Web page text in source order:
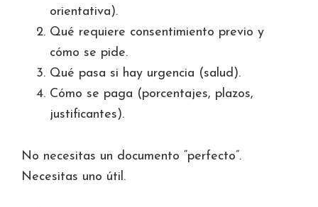
orientativa).
Qué requiere consentimiento previo y
cómo se pide.
Qué pasa si hay urgencia (salud).
Cómo se paga (porcentajes, plazos,
justificantes).
No necesitas un documento “perfecto”.
Necesitas uno útil.